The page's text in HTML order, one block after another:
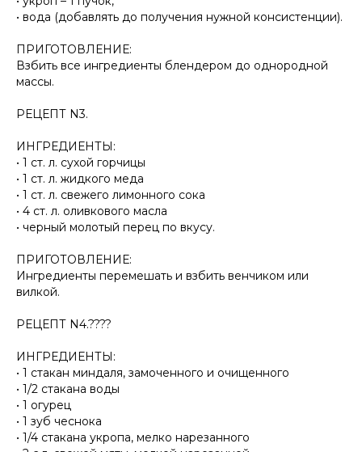
• вода (добавлять до получения нужной консистенции).
ПРИГОТОВЛЕНИЕ:
Взбить все ингредиенты блендером до однородной
массы.
РЕЦЕПТ N3.
ИНГРЕДИЕНТЫ:
• 1 ст. л. сухой горчицы
• 1 ст. л. жидкого меда
• 1 ст. л. свежего лимонного сока
• 4 ст. л. оливкового масла
• черный молотый перец по вкусу.
ПРИГОТОВЛЕНИЕ:
Ингредиенты перемешать и взбить венчиком или
вилкой.
РЕЦЕПТ N4.????
ИНГРЕДИЕНТЫ:
• 1 стакан миндаля, замоченного и очищенного
• 1/2 стакана воды
• 1 огурец
• 1 зуб чеснока
• 1/4 стакана укропа, мелко нарезанного